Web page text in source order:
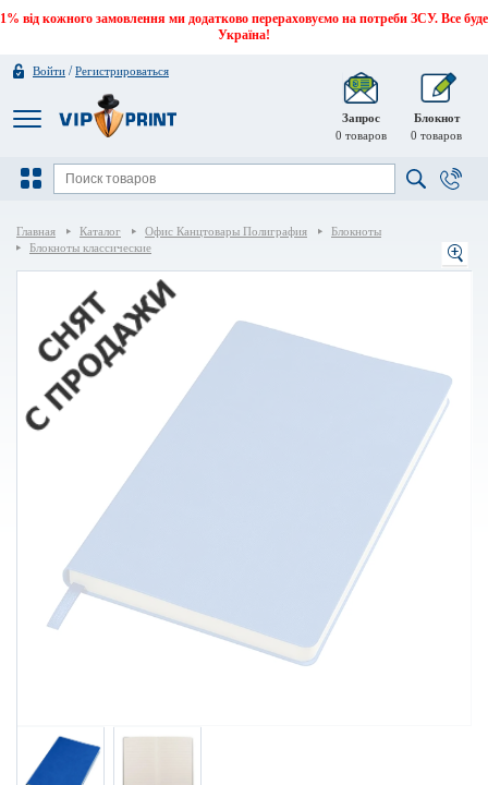
1% від кожного замовлення ми додатково перераховуємо на потреби ЗСУ. Все буде
Україна!
Войти /Регистрироваться
Запрос
0 товаров
Блокнот
0 товаров
Главная Каталог Офис Канцтовары Полиграфия
Блокноты
Блокноты классические